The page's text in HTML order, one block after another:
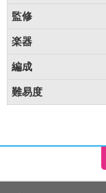
監修
楽器
編成
難易度